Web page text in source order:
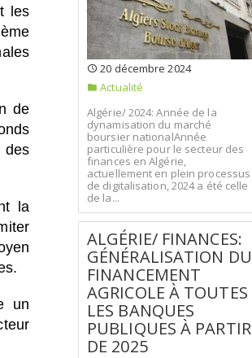
les
de
des
la
un
20 décembre 2024
Actualité
Algérie/ 2024: Année de la
dynamisation du marché
boursier nationalAnnée
particulière pour le secteur des
finances en Algérie,
actuellement en plein processus
de digitalisation, 2024 a été celle
de la...
ALGÉRIE/ FINANCES:
GÉNÉRALISATION DU
FINANCEMENT
AGRICOLE À TOUTES
LES BANQUES
PUBLIQUES À PARTIR
DE 2025